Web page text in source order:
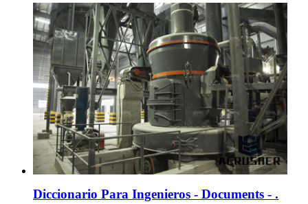
Diccionario Para Ingenieros - Documents - .